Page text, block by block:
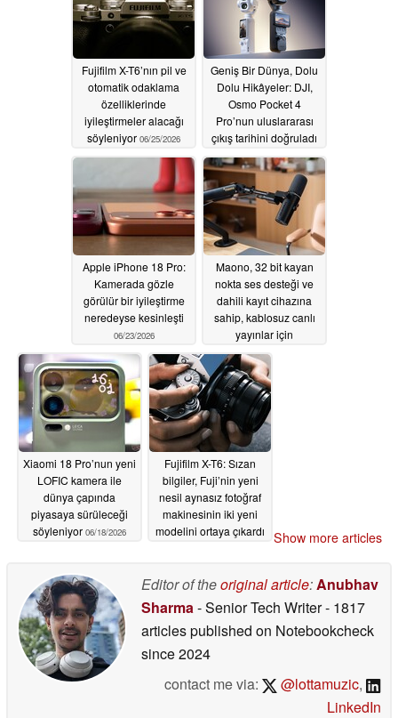
Fujifilm X-T6’nın pil ve
otomatik odaklama
özelliklerinde
iyileştirmeler alacağı
söyleniyor 06/25/2026
Geniş Bir Dünya, Dolu
Dolu Hikâyeler: DJI,
Osmo Pocket 4
Pro’nun uluslararası
çıkış tarihini doğruladı
06/24/2026
Apple iPhone 18 Pro:
Kamerada gözle
görülür bir iyileştirme
neredeyse kesinleşti
06/23/2026
Maono, 32 bit kayan
nokta ses desteği ve
dahili kayıt cihazına
sahip, kablosuz canlı
yayınlar için
tasarlanmış PD500W
AI hibrit mikrofonunu
tanıttı06/19/2026
Xiaomi 18 Pro’nun yeni
LOFIC kamera ile
dünya çapında
piyasaya sürüleceği
söyleniyor 06/18/2026
Fujifilm X-T6: Sızan
bilgiler, Fuji’nin yeni
nesil aynasız fotoğraf
makinesinin iki yeni
modelini ortaya çıkardı
Show more articles
Editor of theoriginal article:Anubhav
Sharma- Senior Tech Writer- 1817
articles published on Notebookcheck
since 2024
contact me via:
@lottamuzic,
LinkedIn